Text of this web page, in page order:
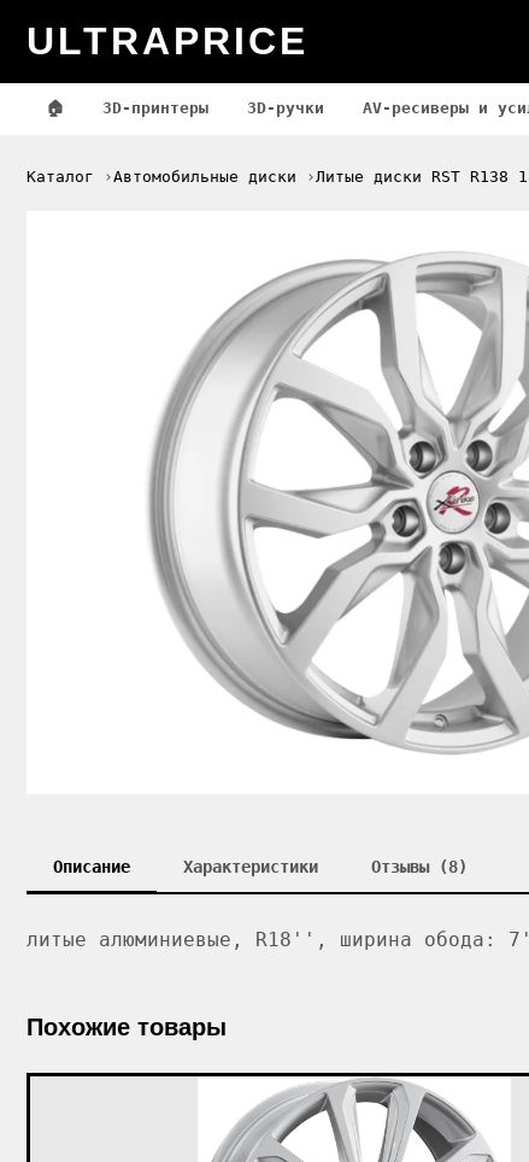
ULTRAPRICE
🏠 3D-принтеры 3D-ручки AV-ресиверы и
Каталог Автомобильные диски Литые диски RST R138
Описание Характеристики Отзывы (8)
литые алюминиевые, R18'', ширина
Похожие товары